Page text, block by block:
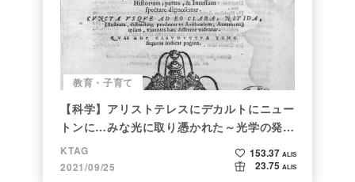
教育・子育て
【科学】アリストテレスにデカルトにニュー
トンに…みな光に取り憑かれた～光学の発展
～
KTAG
2021/09/25
153.37 ALIS
23.75 ALIS